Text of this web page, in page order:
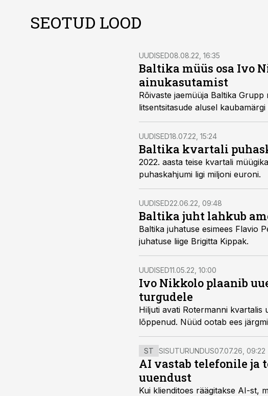
SEOTUD LOOD
UUDISED08.08.22, 16:35
Baltika müüs osa Ivo
ainukasutamist
Rõivaste jaemüüja Baltika
litsentsitasude alusel
UUDISED18.07.22, 15:24
Baltika kvartali
2022. aasta teise kvartali
puhaskahjumi ligi miljoni euroni.
UUDISED22.06.22, 09:48
Baltika juht lahkub
Baltika juhatuse esimees Flavio
juhatuse liige Brigitta Kippak.
UUDISED11.05.22, 10:00
Ivo Nikkolo plaanib
turgudele
Hiljuti avati Rotermanni
lõppenud. Nüüd ootab ees
ST SISUTURUNDUS07.07.26, 09:22
AI vastab telefonile ja
uuendust
Kui klienditoes räägitakse AI-st,